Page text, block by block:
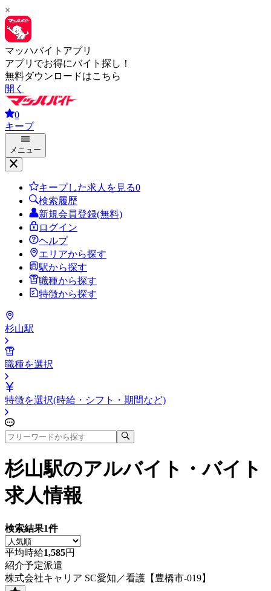
×
マッハバイトアプリ
アプリでお得にバイト探し！
無料ダウンロードはこちら
開く
0
キープ
メニュー
キープした求人を見る0
検索履歴
新規会員登録(無料)
ログイン
ヘルプ
エリアから探す
駅から探す
職種から探す
特徴から探す
杉山駅
職種を選択
特徴を選択(時給・シフト・期間など)
杉山駅のアルバイト・バイト
求人情報
検索結果1件
平均時給1,585円
紹介予定派遣
株式会社キャリア SC愛知／看護【豊橋市-019】